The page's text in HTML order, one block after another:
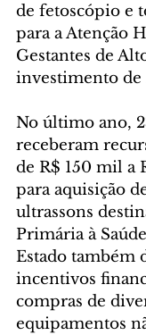
de fetoscópio e
para a Atenção
Gestantes de
investimento de
No último ano,
receberam
de R$ 150 mil a
para aquisição
ultrassons
Primária à
Estado também
incentivos
compras de
equipamentos